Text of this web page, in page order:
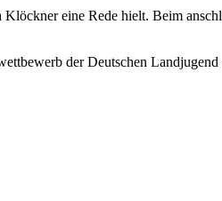
Klöckner eine Rede hielt. Beim
der Deutschen Landjugend